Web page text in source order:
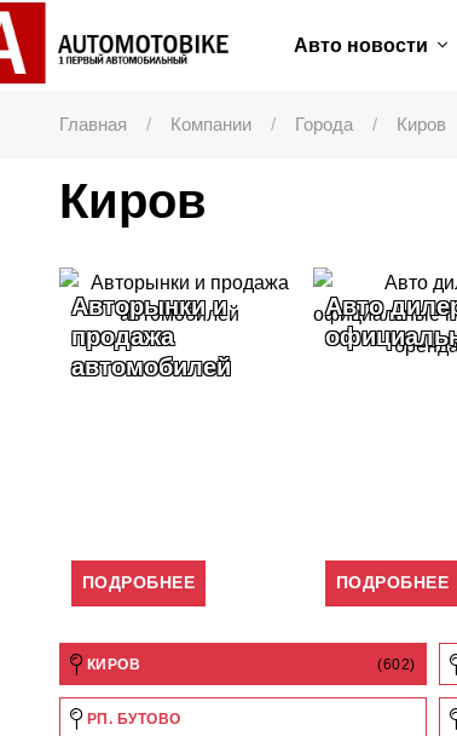
Авто новости
Главная Компании Города Киров
Киров
Авторынки и
продажа
автомобилей
ПОДРОБНЕЕ
Авто
ПОДРОБНЕЕ
КИРОВ (602)
РП. БУТОВО